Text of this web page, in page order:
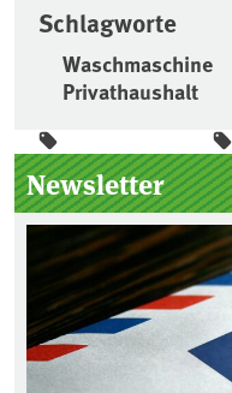
Schlagworte
Waschmaschine
Privathaushalt
Seitenleiste
Newsletter